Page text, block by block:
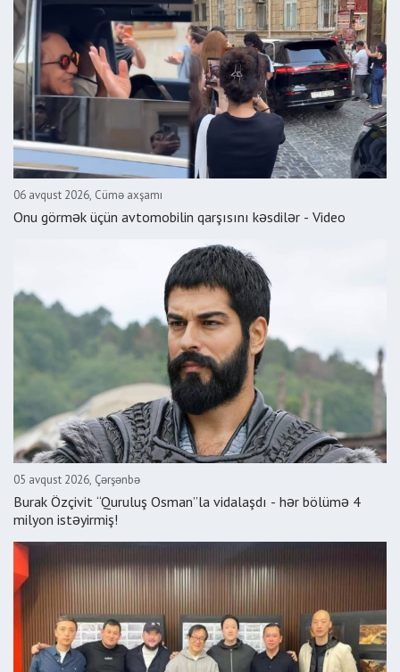
06 avqust 2026, Cümə axşamı
Onu görmək üçün avtomobilin qarşısını kəsdilər - Video
05 avqust 2026, Çərşənbə
Burak Özçivit “Quruluş Osman”la vidalaşdı - hər bölümə 4
milyon istəyirmiş!